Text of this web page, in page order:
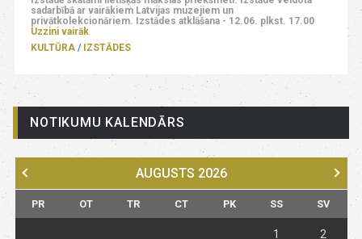
sadarbībā ar vairākiem Latvijas muzejiem un
privātkolekcionāriem. Izstādes atklāšana - 12.06. plkst. 17.00
Uzzini vairāk
KULTŪRA
IZSTĀDES
NOTIKUMU KALENDĀRS
AUGUSTS 2026
PR OT TR CT PK SS SV
1 2